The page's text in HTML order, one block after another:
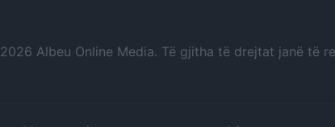
2026 Albeu Online Media. Të gjitha të drejtat janë të